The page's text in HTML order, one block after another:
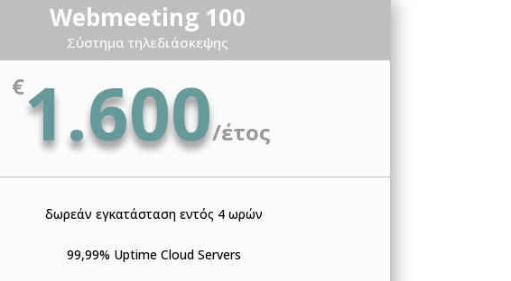
Webmeeting 100
Σύστημα τηλεδιάσκεψης
€1.600/έτος
δωρεάν εγκατάσταση εντός 4 ωρών
99,99% Uptime Cloud Servers